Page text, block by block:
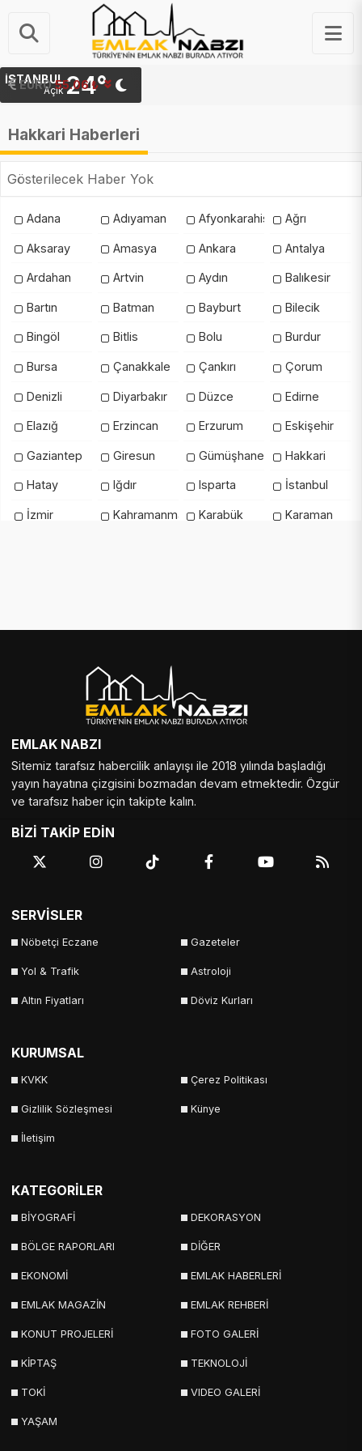
EURO 55.06 ₺
İSTANBUL
Açık24°
Hakkari Haberleri
Gösterilecek Haber Yok
Adana Adıyaman Afyonkarahisar Ağrı
Aksaray Amasya Ankara Antalya
Ardahan Artvin Aydın Balıkesir
Bartın Batman Bayburt Bilecik
Bingöl Bitlis Bolu Burdur
Bursa Çanakkale Çankırı Çorum
Denizli Diyarbakır Düzce Edirne
Elazığ Erzincan Erzurum Eskişehir
Gaziantep Giresun Gümüşhane Hakkari
Hatay Iğdır Isparta İstanbul
İzmir KahramanmaraşKarabük Karaman
Mardin Mersin Muğla Muş
Sakarya
Sinop Şırnak
Tekirdağ
Uşak Van Yalova Yozgat
EMLAK NABZI
Sitemiz tarafsız habercilik anlayışı ile 2018 yılında başladığı
yayın hayatına çizgisini bozmadan devam etmektedir. Özgür
ve tarafsız haber için takipte kalın.
BİZİ TAKİP EDİN
SERVİSLER
Nöbetçi Eczane Gazeteler
Yol & Trafik Astroloji
Altın Fiyatları Döviz Kurları
KURUMSAL
KVKK Çerez Politikası
Gizlilik Sözleşmesi Künye
İletişim
KATEGORİLER
BİYOGRAFİ DEKORASYON
BÖLGE RAPORLARI DİĞER
EKONOMİ EMLAK HABERLERİ
EMLAK MAGAZİN EMLAK REHBERİ
KONUT PROJELERİ FOTO GALERİ
KİPTAŞ TEKNOLOJİ
TOKİ VIDEO GALERİ
YAŞAM